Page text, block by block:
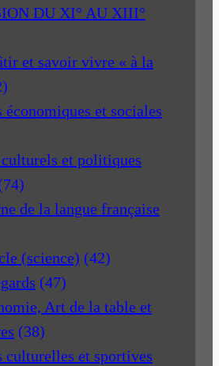
DU XI° AU XIII°
et savoir vivre « à la
économiques et sociales
et politiques
de la langue française
(science) (42)
(47)
Art de la table et
(38)
culturelles et sportives